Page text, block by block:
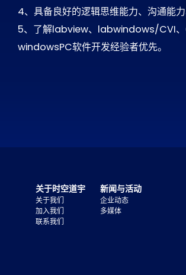
4、具备良好的逻辑思维能力、沟通能力
5、了解labview、labwindows/CVI
windowsPC软件开发经验者优先。
关于时空道宇
关于我们
加入我们
联系我们
新闻与活动
企业动态
多媒体